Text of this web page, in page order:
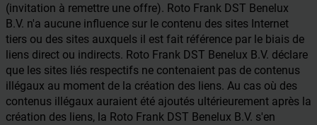
(invitation à remettre une offre). Roto Frank DST Benelux
B.V. n'a aucune influence sur le contenu des sites Internet
tiers ou des sites auxquels il est fait référence par le biais de
liens direct ou indirects. Roto Frank DST Benelux B.V. déclare
que les sites liés respectifs ne contenaient pas de contenus
illégaux au moment de la création des liens. Au cas où des
contenus illégaux auraient été ajoutés ultérieurement après la
création des liens, la Roto Frank DST Benelux B.V. s'en